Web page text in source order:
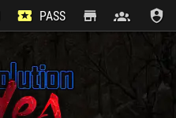
PASS SHOP CLANS